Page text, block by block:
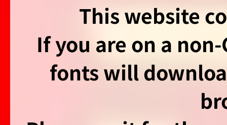
This website
If you are on a
fonts will